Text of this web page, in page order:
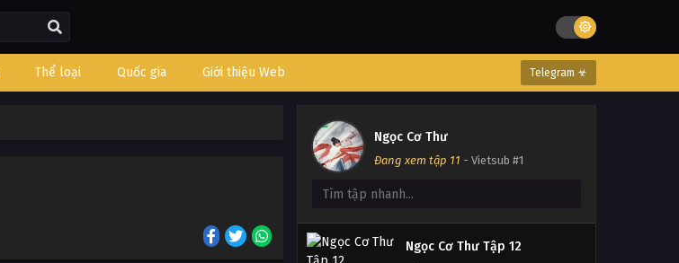
Thể loại Quốc gia Giới thiệu Web Telegram ☣
Ngọc Cơ Thư
Đang xem tập 11 - Vietsub #1
Tập 15
Tập 13
Ngọc Cơ Thư Tập 12